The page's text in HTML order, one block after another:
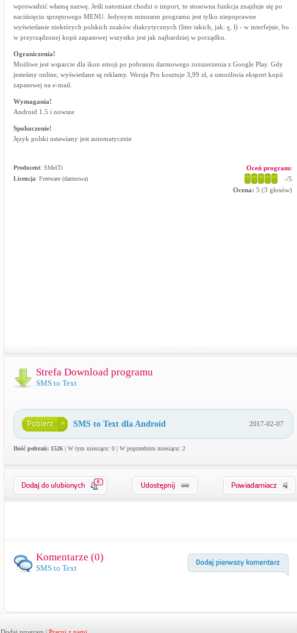
wprowadzić własną nazwę. Jeśli natomiast chodzi o import, to stosowna funkcja znajduje się po
naciśnięciu sprzętowego MENU. Jedynym minusem programu jest tylko niepoprawne
wyświetlanie niektórych polskich znaków diakrytycznych (liter takich, jak: ę, ł) - w interfejsie, bo
w przyrządzonej kopii zapasowej wszystko jest jak najbardziej w porządku.
Ograniczenia!
Możliwe jest wsparcie dla ikon emoji po pobraniu darmowego rozszerzenia z Google Play. Gdy
jesteśmy online, wyświetlane są reklamy. Wersja Pro kosztuje 3,99 zł, a umożliwia eksport kopii
zapasowej na e-mail.
Wymagania!
Android 1.5 i nowsze
Spolszczenie!
Język polski ustawiany jest automatycznie
Producent: SMeiTi
Licencja: Freeware (darmowa)
Oceń program:
-/5
Ocena: 5 (3 głosów)
Strefa Download programu
SMS to Text
SMS to Text dla Android 2017-02-07
Ilość pobrań: 1526| W tym miesiącu: 0 | W poprzednim miesiącu: 2
0
Komentarze (0)
SMS to Text